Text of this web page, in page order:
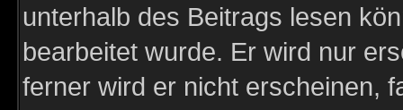
unterhalb des Beitrags lesen
bearbeitet wurde. Er wird nur
ferner wird er nicht erscheinen,